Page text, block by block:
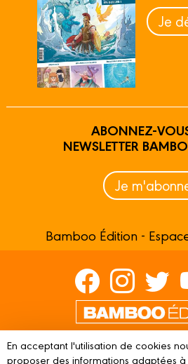
Je
ABONNEZ-
NEWSLETTER
Je
Bamboo Édition -
Contactez-
En acceptant l'utilisation de cookies
proposer des informations adaptées